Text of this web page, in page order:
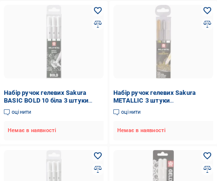
Набір ручок гелевих Sakura
BASIC BOLD 10 біла 3 штуки
POXPGBWH3B
оцінити
Немає в наявності
Набір ручок гелевих Sakura
METALLIC 3 штуки
POXPGBMIX3A
оцінити
Немає в наявності